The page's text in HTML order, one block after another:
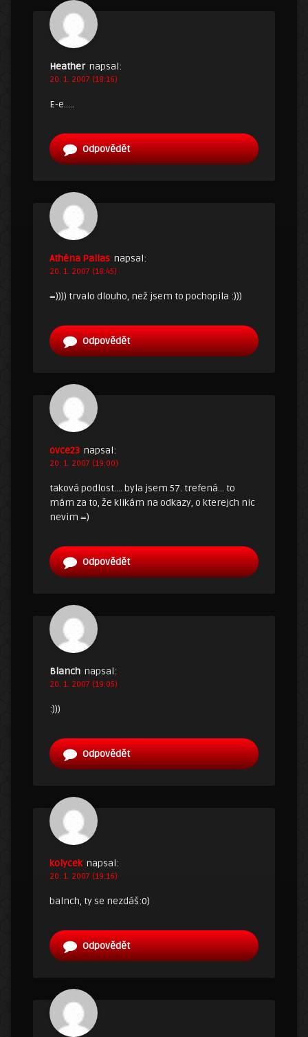
Heather napsal:
20. 1. 2007 (18:16)
E-e…..
Odpovědět
Athéna Pallas napsal:
20. 1. 2007 (18:45)
=)))) trvalo dlouho, než jsem to pochopila :)))
Odpovědět
ovce23 napsal:
20. 1. 2007 (19:00)
taková podlost…. byla jsem 57. trefená… to
mám za to, že klikám na odkazy, o kterejch nic
nevim =)
Odpovědět
Blanch napsal:
20. 1. 2007 (19:05)
:)))
Odpovědět
kolycek napsal:
20. 1. 2007 (19:16)
balnch, ty se nezdáš:0)
Odpovědět